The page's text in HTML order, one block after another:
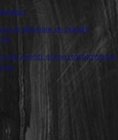
abbinare un quadro
per eventi: come trasformiamo